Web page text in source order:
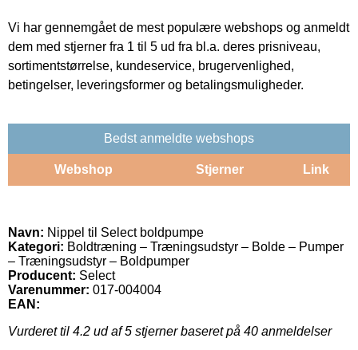
Vi har gennemgået de mest populære webshops og anmeldt
dem med stjerner fra 1 til 5 ud fra bl.a. deres prisniveau,
sortimentstørrelse, kundeservice, brugervenlighed,
betingelser, leveringsformer og betalingsmuligheder.
Bedst anmeldte webshops
Webshop Stjerner Link
Navn: Nippel til Select boldpumpe
Kategori: Boldtræning – Træningsudstyr – Bolde – Pumper
– Træningsudstyr – Boldpumper
Producent: Select
Varenummer: 017-004004
EAN:
Vurderet til 4.2 ud af 5 stjerner baseret på 40 anmeldelser